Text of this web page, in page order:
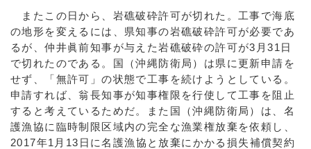
またこの日から、岩礁破砕許可が切れた。工事で海底
の地形を変えるには、県知事の岩礁破砕許可が必要であ
るが、仲井眞前知事が与えた岩礁破砕の許可が3月31日
で切れたのである。国（沖縄防衛局）は県に更新申請を
せず、「無許可」の状態で工事を続けようとしている。
申請すれば、翁長知事が知事権限を行使して工事を阻止
すると考えているためだ。また国（沖縄防衛局）は、名
護漁協に臨時制限区域内の完全な漁業権放棄を依頼し、
2017年1月13日に名護漁協と放棄にかかる損失補償契約